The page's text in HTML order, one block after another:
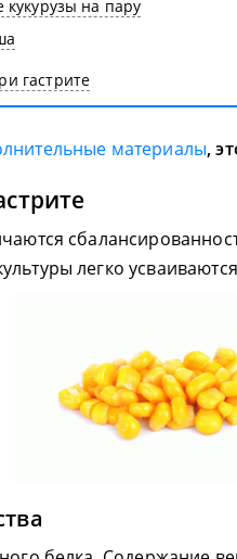
кукурузы на пару
гастрите
материалы,
легко